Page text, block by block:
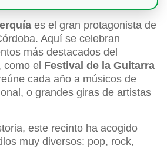
es el gran protagonista de
Aquí se celebran
más destacados del
como el Festival de la Guitarra
cada año a músicos de
o grandes giras de artistas
este recinto ha acogido
muy diversos: pop, rock,